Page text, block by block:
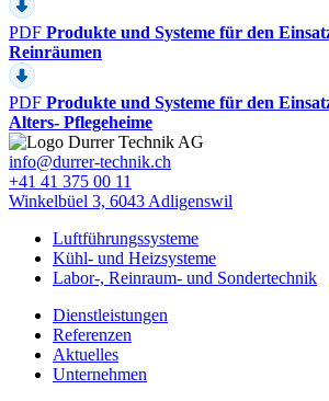
PDF Produkte und Systeme für den
Reinräumen
PDF Produkte und Systeme für den
Alters- Pflegeheime
info@durrer-technik.ch
+41 41 375 00 11
Winkelbüel 3, 6043 Adligenswil
Luftführungssysteme
Kühl- und Heizsysteme
Labor-, Reinraum- und Sondertechnik
Dienstleistungen
Referenzen
Aktuelles
Unternehmen